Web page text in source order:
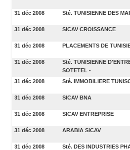
31 déc 2008 Sté. TUNISIENNE DES
31 déc 2008 SICAV CROISSANCE
31 déc 2008 PLACEMENTS DE
31 déc 2008
Sté. TUNISIENNE
SOTETEL -
31 déc 2008
Sté. IMMOBILIERE
31 déc 2008 SICAV BNA
31 déc 2008 SICAV ENTREPRISE
31 déc 2008 ARABIA SICAV
31 déc 2008 Sté. DES INDUSTRIES